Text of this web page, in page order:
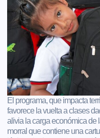
El programa, que impacta
favorece la vuelta a clases
alivia la carga económica de
morral que contiene una